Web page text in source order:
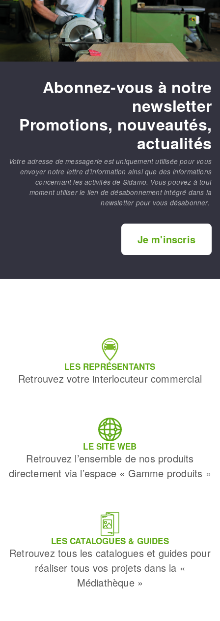
Abonnez-vous à notre
newsletter
Promotions, nouveautés,
actualités
Votre adresse de messagerie est uniquement utilisée pour vous
envoyer notre lettre d’information ainsi que des informations
concernant les activités de Sidamo. Vous pouvez à tout
moment utiliser le lien de désabonnement intégré dans la
newsletter pour vous désabonner.
Je m'inscris
LES REPRÉSENTANTS
Retrouvez votre interlocuteur commercial
LE SITE WEB
Retrouvez l’ensemble de nos produits
directement via l’espace « Gamme produits »
LES CATALOGUES & GUIDES
Retrouvez tous les catalogues et guides pour
réaliser tous vos projets dans la «
Médiathèque »